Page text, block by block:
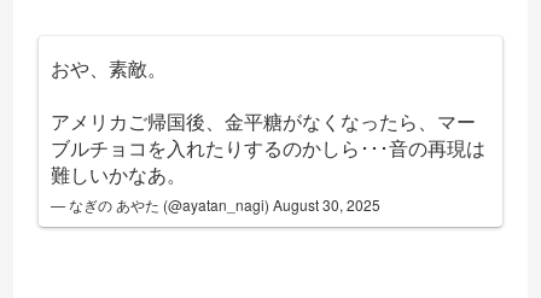
おや、素敵。
アメリカご帰国後、金平糖がなくなったら、マー
ブルチョコを入れたりするのかしら･･･音の再現は
難しいかなあ。
— なぎの あやた (@ayatan_nagi)August 30, 2025